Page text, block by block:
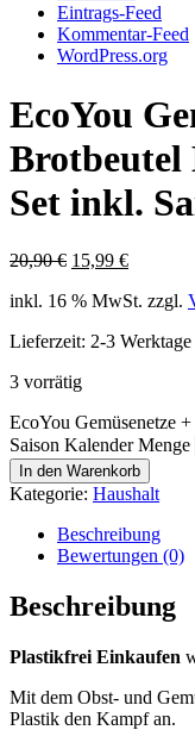
Eintrags-Feed
Kommentar-Feed
WordPress.org
EcoYou
Brotbeutel
Set inkl.
20,90€ 15,99 €
inkl. 16 % MwSt. zzgl.
Lieferzeit: 2-3 Werktage
3 vorrätig
EcoYou Gemüsenetze
Saison Kalender Menge
In den Warenkorb
Kategorie: Haushalt
Beschreibung
Bewertungen (0)
Beschreibung
Plastikfrei Einkaufen
Mit dem Obst- und
Plastik den Kampf an.